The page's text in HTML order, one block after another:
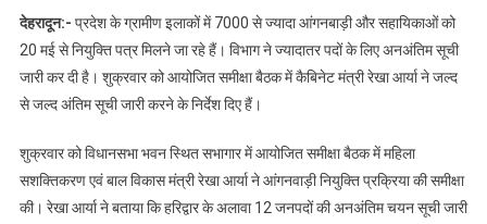
देहरादून:- प्रदेश के ग्रामीण इलाकों में 7000 से ज्यादा आंगनबाड़ी और सहायिकाओं को
20 मई से नियुक्ति पत्र मिलने जा रहे हैं। विभाग ने ज्यादातर पदों के लिए अनअंतिम सूची
जारी कर दी है। शुक्रवार को आयोजित समीक्षा बैठक में कैबिनेट मंत्री रेखा आर्या ने जल्द
से जल्द अंतिम सूची जारी करने के निर्देश दिए हैं।
शुक्रवार को विधानसभा भवन स्थित सभागार में आयोजित समीक्षा बैठक में महिला
सशक्तिकरण एवं बाल विकास मंत्री रेखा आर्या ने आंगनवाड़ी नियुक्ति प्रक्रिया की समीक्षा
की। रेखा आर्या ने बताया कि हरिद्वार के अलावा 12 जनपदों की अनअंतिम चयन सूची जारी